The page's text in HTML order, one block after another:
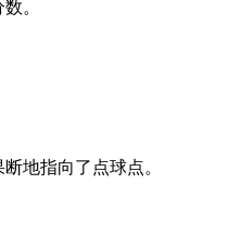
数。
断地指向了 点球点。